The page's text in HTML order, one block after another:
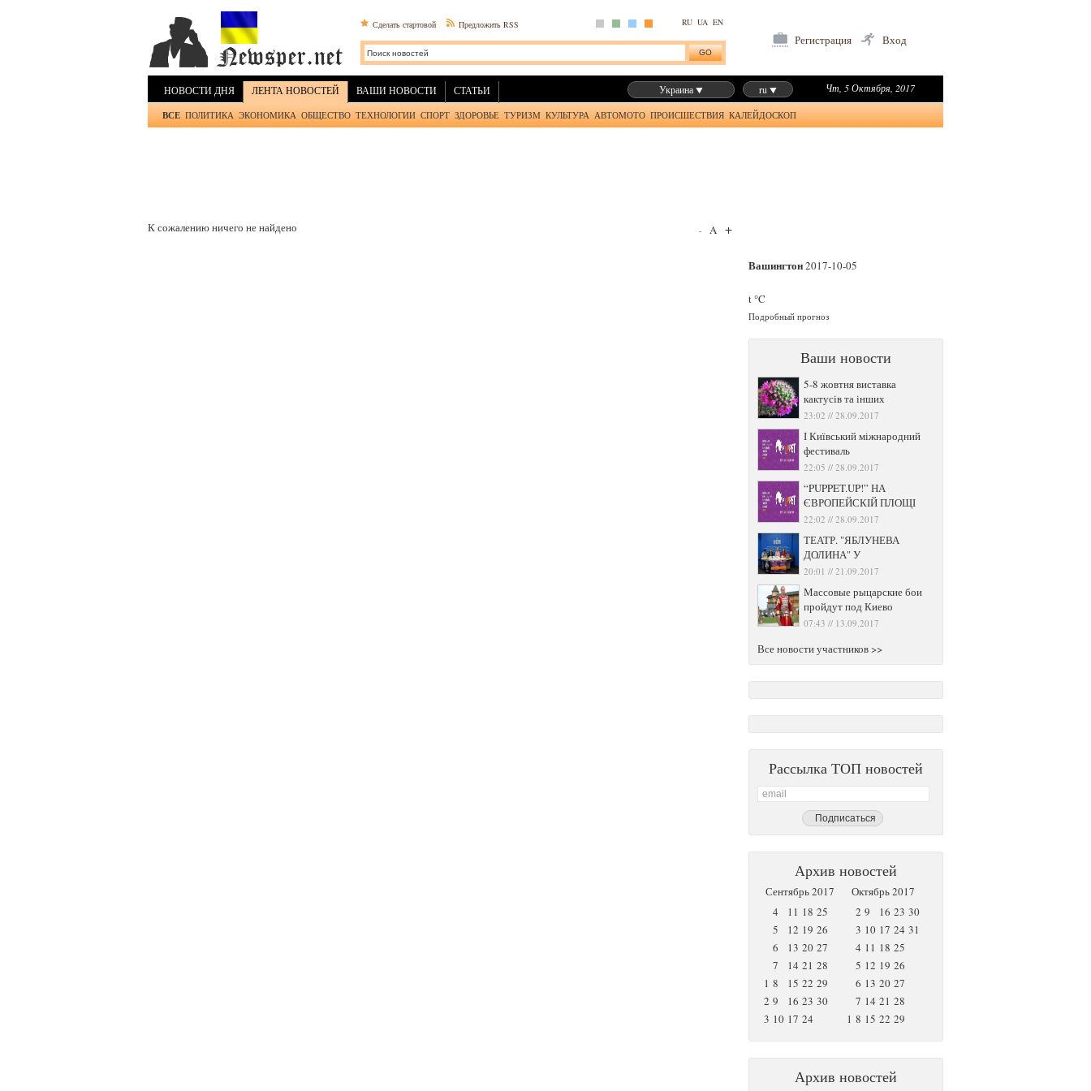
Сделать стартовой Предложить RSS RU UA EN
Регистрация Вход
НОВОСТИ ДНЯ ЛЕНТА НОВОСТЕЙ ВАШИ НОВОСТИ СТАТЬИ Чт, 5 Октября, 2017
ru
Украина
ВСЕ ПОЛИТИКА ЭКОНОМИКА ОБЩЕСТВО ТЕХНОЛОГИИ СПОРТ ЗДОРОВЬЕ ТУРИЗМ КУЛЬТУРА АВТОМОТО ПРОИСШЕСТВИЯ КАЛЕЙДОСКОП
- A +
К сожалению ничего не найдено
Вашингтон2017-10-05
t °C
Подробный прогноз
Ваши новости
5-8 жовтня виставка
кактусів та інших
23:02 // 28.09.2017
І Київський міжнародний
фестиваль
22:05 // 28.09.2017
“PUPPET.UP!” НА
ЄВРОПЕЙСКІЙ ПЛОЩІ
22:02 // 28.09.2017
ТЕАТР. "ЯБЛУНЕВА
ДОЛИНА" У
20:01 // 21.09.2017
Массовые рыцарские бои
пройдут под Киево
07:43 // 13.09.2017
Все новости участников >>
Рассылка ТОП новостей
Архив новостей
Сентябрь 2017
4
11 18 25
5
12 19 26
6
13 20 27
7
14 21 28
1 8 15 22 29
2 9 16 23 30
3 10 17 24
Октябрь 2017
2 9 16 23 30
3 10 17 24 31
4 11 18 25
5 12 19 26
6 13 20 27
7 14 21 28
1 8 15 22 29
Архив новостей